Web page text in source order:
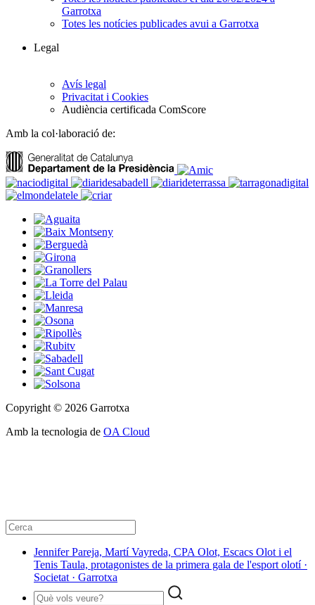
Garrotxa
Totes les notícies publicades avui a Garrotxa
Legal
Avís legal
Privacitat i Cookies
Audiència certificada ComScore
Amb la col·laboració de:
Copyright © 2026 Garrotxa
Amb la tecnologia de OA Cloud
​Jennifer Pareja, Martí Vayreda, CPA Olot, Escacs Olot i el
Tenis Taula, protagonistes de la primera gala de l'esport olotí ·
Societat · Garrotxa